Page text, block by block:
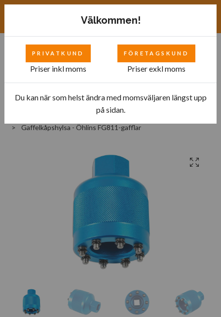
Tillbehör till motorcyklar
Verktyg för styrning och fjädring
Gaffelkåpshylsa - Öhlins FG811-gafflar
Välkommen!
PRIVATKUND
Priser inkl moms
FÖRETAGSKUND
Priser exkl moms
Du kan när som helst ändra med momsväljaren längst upp
på sidan.